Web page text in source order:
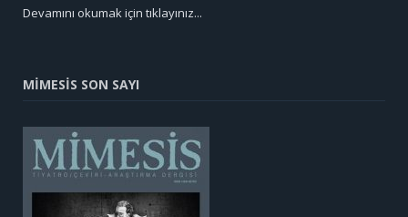
Devamını okumak için tıklayınız...
MİMESİS SON SAYI